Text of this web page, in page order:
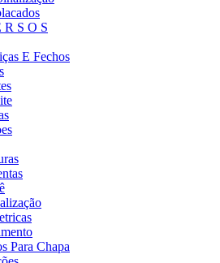
S O S
E Fechos
Para Chapa